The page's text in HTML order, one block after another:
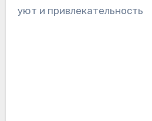
уют и привлекательность